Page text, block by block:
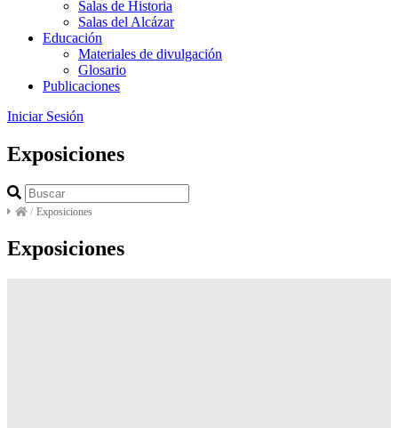
Salas de Historia
Salas del Alcázar
Educación
Materiales de divulgación
Glosario
Publicaciones
Iniciar Sesión
Exposiciones
/ Exposiciones
Exposiciones